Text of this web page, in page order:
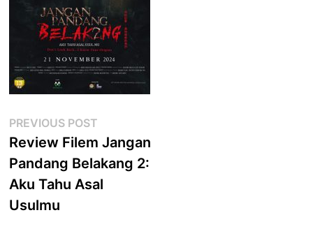
Post
navigation
PREVIOUS POST
post:
Review Filem Jangan
Pandang Belakang 2:
Aku Tahu Asal
Usulmu